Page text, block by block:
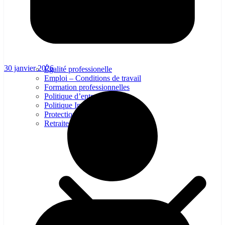
Égalité professionelle
Emploi – Conditions de travail
Formation professionnelles
Politique d’entreprise
Politique Industrielle
Protection sociale – Prévoyance
Retraite
30 janvier 2026